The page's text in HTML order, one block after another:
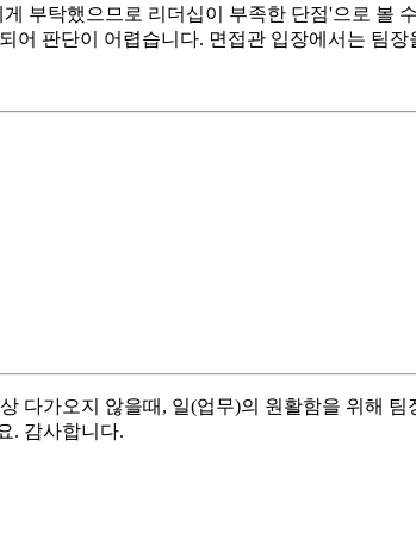
부탁했으므로 리더십이 부족한 단점'으로 볼
판단이 어렵습니다. 면접관 입장에서는 팀
다가오지 않을때, 일(업무)의 원활함을 위해
. 감사합니다.